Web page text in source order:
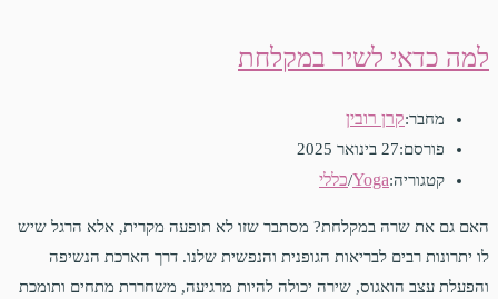
למה כדאי לשיר במקלחת
מחבר:קרן רובין
פורסם:27 בינואר 2025
קטגוריה:Yoga
/כללי
האם גם את שרה במקלחת? מסתבר שזו לא תופעה מקרית, אלא הרגל שיש
לו יתרונות רבים לבריאות הגופנית והנפשית שלנו. דרך הארכת הנשיפה
והפעלת עצב הואגוס, שירה יכולה להיות מרגיעה, משחררת מתחים ותומכת